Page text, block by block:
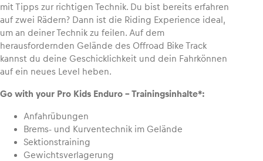
Business
Alle anzeigen
Glossar
mit Tipps zur richtigen Technik. Du bist bereits erfahren
auf zwei Rädern? Dann ist die Riding Experience ideal,
um an deiner Technik zu feilen. Auf dem
herausfordernden Gelände des Offroad Bike Track
kannst du deine Geschicklichkeit und dein Fahrkönnen
auf ein neues Level heben.
Go with your Pro Kids Enduro – Trainingsinhalte*:
Anfahrübungen
Brems- und Kurventechnik im Gelände
Sektionstraining
Gewichtsverlagerung